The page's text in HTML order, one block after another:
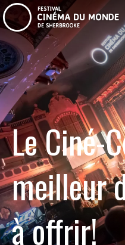
Le Ciné-
meilleur
à offrir!